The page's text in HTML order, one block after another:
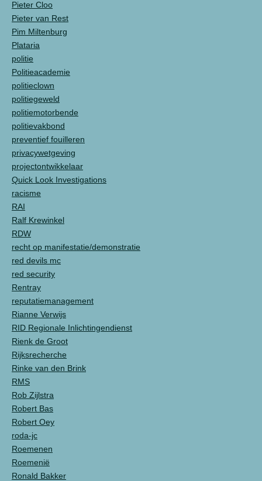
Pieter Cloo
Pieter van Rest
Pim Miltenburg
Plataria
politie
Politieacademie
politieclown
politiegeweld
politiemotorbende
politievakbond
preventief fouilleren
privacywetgeving
projectontwikkelaar
Quick Look Investigations
racisme
RAI
Ralf Krewinkel
RDW
recht op manifestatie/demonstratie
red devils mc
red security
Rentray
reputatiemanagement
Rianne Verwijs
RID Regionale Inlichtingendienst
Rienk de Groot
Rijksrecherche
Rinke van den Brink
RMS
Rob Zijlstra
Robert Bas
Robert Oey
roda-jc
Roemenen
Roemenië
Ronald Bakker